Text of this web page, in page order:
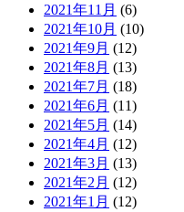
2021年11月 (6)
2021年10月 (10)
2021年9月 (12)
2021年8月 (13)
2021年7月 (18)
2021年6月 (11)
2021年5月 (14)
2021年4月 (12)
2021年3月 (13)
2021年2月 (12)
2021年1月 (12)